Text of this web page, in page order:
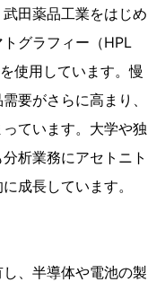
田薬品工業をはじめ
グラフィー（HPL
使用しています。慢
要がさらに高まり、
ています。大学や独
析業務にアセトニト
成長しています。
、半導体や電池の製